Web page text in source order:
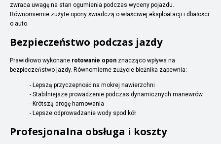
zwraca uwagę na stan ogumienia podczas wyceny pojazdu.
Równomiernie zużyte opony świadczą o właściwej eksploatacji i dbałości
o auto.
Bezpieczeństwo podczas jazdy
Prawidłowo wykonane rotowanie opon znacząco wpływa na
bezpieczeństwo jazdy. Równomierne zużycie bieżnika zapewnia:
- Lepszą przyczepność na mokrej nawierzchni
- Stabilniejsze prowadzenie podczas dynamicznych manewrów
- Krótszą drogę hamowania
- Lepsze odprowadzanie wody spod kół
Profesjonalna obsługa i koszty